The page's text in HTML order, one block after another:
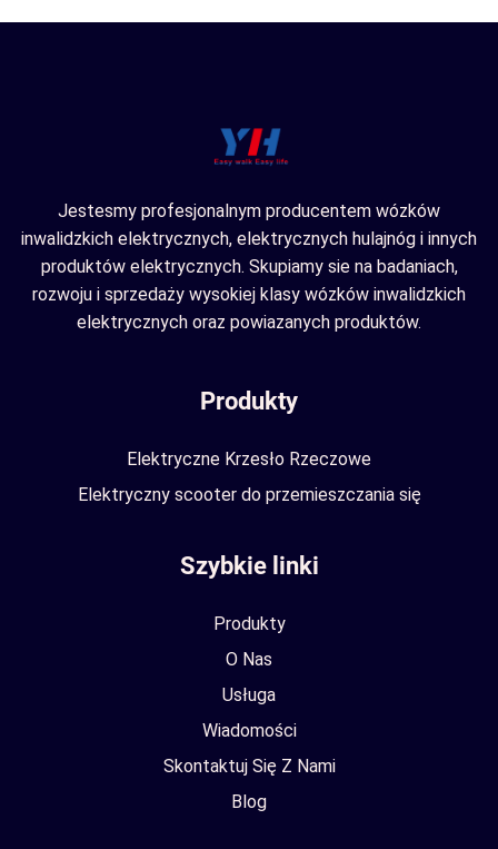
Jestesmy profesjonalnym producentem wózków
inwalidzkich elektrycznych, elektrycznych hulajnóg i innych
produktów elektrycznych. Skupiamy sie na badaniach,
rozwoju i sprzedaży wysokiej klasy wózków inwalidzkich
elektrycznych oraz powiazanych produktów.
Produkty
Elektryczne Krzesło Rzeczowe
Elektryczny scooter do przemieszczania się
Szybkie linki
Produkty
O Nas
Usługa
Wiadomości
Skontaktuj Się Z Nami
Blog